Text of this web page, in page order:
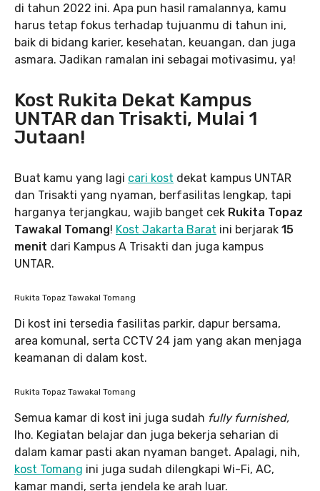
di tahun 2022 ini. Apa pun hasil ramalannya, kamu
harus tetap fokus terhadap tujuanmu di tahun ini,
baik di bidang karier, kesehatan, keuangan, dan juga
asmara. Jadikan ramalan ini sebagai motivasimu, ya!
Kost Rukita Dekat Kampus
UNTAR dan Trisakti, Mulai 1
Jutaan!
Buat kamu yang lagi cari kost dekat kampus UNTAR
dan Trisakti yang nyaman, berfasilitas lengkap, tapi
harganya terjangkau, wajib banget cek Rukita Topaz
Tawakal Tomang! Kost Jakarta Barat ini berjarak 15
menit dari Kampus A Trisakti dan juga kampus
UNTAR.
Rukita Topaz Tawakal Tomang
Di kost ini tersedia fasilitas parkir, dapur bersama,
area komunal, serta CCTV 24 jam yang akan menjaga
keamanan di dalam kost.
Rukita Topaz Tawakal Tomang
Semua kamar di kost ini juga sudah fully furnished,
lho. Kegiatan belajar dan juga bekerja seharian di
dalam kamar pasti akan nyaman banget. Apalagi, nih,
kost Tomang ini juga sudah dilengkapi Wi-Fi, AC,
kamar mandi, serta jendela ke arah luar.